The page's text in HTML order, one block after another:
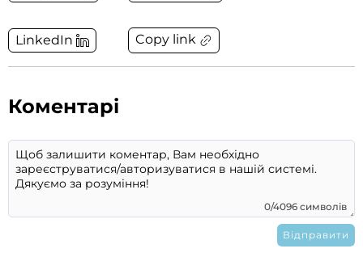
LinkedIn Copy link
Коментарі
0/4096 символів